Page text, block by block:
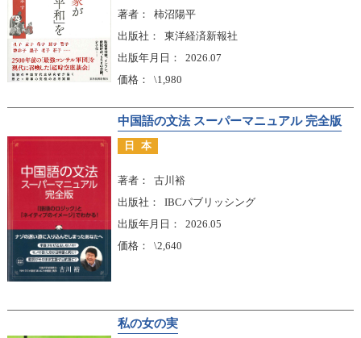
著者
柿沼陽平
出版社
東洋経済新報社
出版年月日
2026.07
価格
\1,980
中国語の文法 スーパーマニュアル 完全版
日本
著者
古川裕
出版社
IBCパブリッシング
出版年月日
2026.05
価格
\2,640
私の女の実